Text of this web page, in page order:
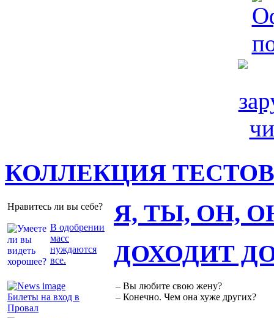
КОЛЛЕКЦИЯ ТЕСТОВ
Нравитесь ли вы себе?
В одобрении
масс
нуждаются
все.
Я, ТЫ, ОН,
Билеты на вход в
Провал
ДОХОДИТ
– Вы любите свою жену?
– Конечно. Чем она хуже других?